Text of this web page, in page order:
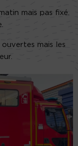
mais pas fixé.
mais les